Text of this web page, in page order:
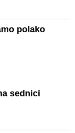
polako
sednici